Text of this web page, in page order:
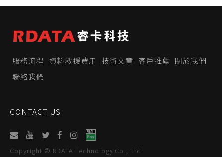
服務流程 資料救援費用 技術文章 客戶推薦
關於我們
聯絡我們
CONTACT US
Copyright © RDATA Technology Co., Ltd.